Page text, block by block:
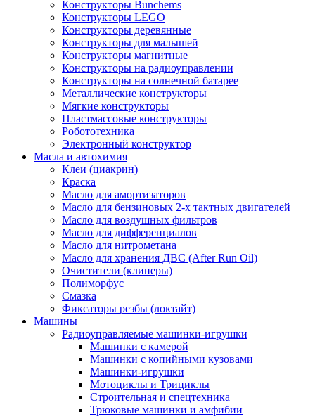
Конструкторы Bunchems
Конструкторы LEGO
Конструкторы деревянные
Конструкторы для малышей
Конструкторы магнитные
Конструкторы на радиоуправлении
Конструкторы на солнечной батарее
Металлические конструкторы
Мягкие конструкторы
Пластмассовые конструкторы
Робототехника
Электронный конструктор
Масла и автохимия
Клеи (циакрин)
Краска
Масло для амортизаторов
Масло для бензиновых 2-х тактных двигателей
Масло для воздушных фильтров
Масло для дифференциалов
Масло для нитрометана
Масло для хранения ДВС (After Run Oil)
Очистители (клинеры)
Полиморфус
Смазка
Фиксаторы резбы (локтайт)
Машины
Радиоуправляемые машинки-игрушки
Машинки с камерой
Машинки с копийными кузовами
Машинки-игрушки
Мотоциклы и Трициклы
Строительная и спецтехника
Трюковые машинки и амфибии